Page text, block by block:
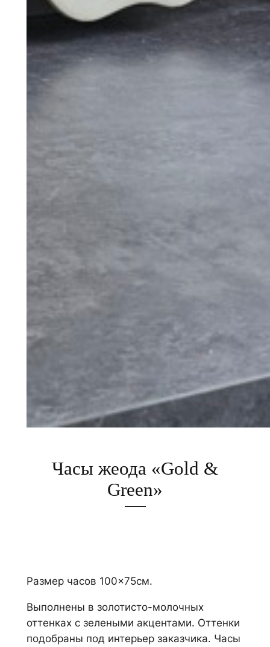
Часы жеода «Gold &
Green»
Размер часов 100×75см.
Выполнены в золотисто-молочных
оттенках с зелеными акцентами. Оттенки
подобраны под интерьер заказчика. Часы